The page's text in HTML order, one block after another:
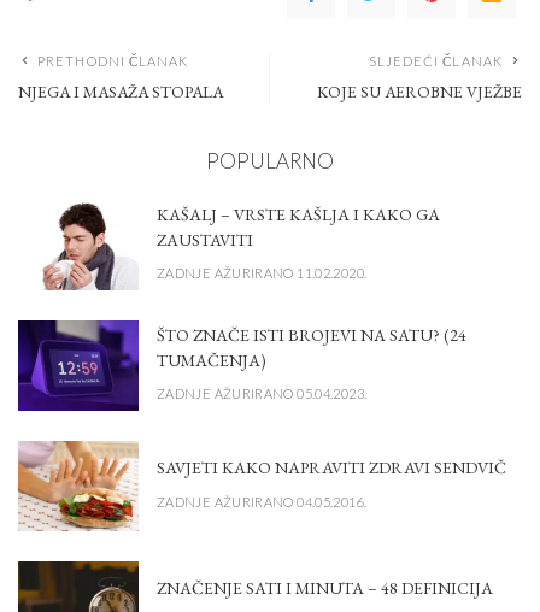
PRETHODNI ČLANAK
NJEGA I MASAŽA STOPALA
SLJEDEĆI ČLANAK
KOJE SU AEROBNE VJEŽBE
POPULARNO
KAŠALJ – VRSTE KAŠLJA I KAKO GA
ZAUSTAVITI
ZADNJE AŽURIRANO 11.02.2020.
ŠTO ZNAČE ISTI BROJEVI NA SATU? (24
TUMAČENJA)
ZADNJE AŽURIRANO 05.04.2023.
SAVJETI KAKO NAPRAVITI ZDRAVI SENDVIČ
ZADNJE AŽURIRANO 04.05.2016.
ZNAČENJE SATI I MINUTA – 48 DEFINICIJA